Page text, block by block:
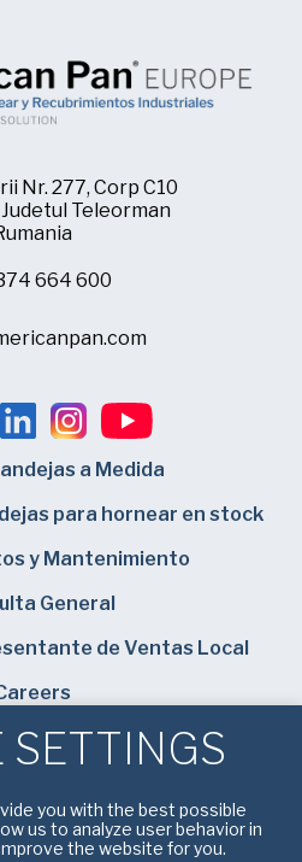
Nr. 277, Corp C10
Teleorman
664 600
a Medida
para hornear en stock
y Mantenimiento
General
de Ventas Local
Solutions
SETTINGS
you with the best possible
us to analyze user behavior in
the website for you.